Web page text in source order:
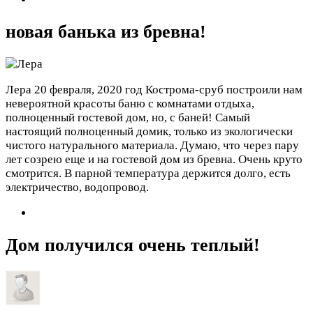
новая банька из бревна!
Лера 20 февраля, 2020 год Кострома-сруб построили нам
невероятной красоты баню с комнатами отдыха,
полноценный гостевой дом, но, с баней! Самый
настоящий полноценный домик, только из экологически
чистого натурального материала. Думаю, что через пару
лет созрею еще и на гостевой дом из бревна. Очень круто
смотрится. В парной температура держится долго, есть
электричество, водопровод.
Дом получился очень теплый!